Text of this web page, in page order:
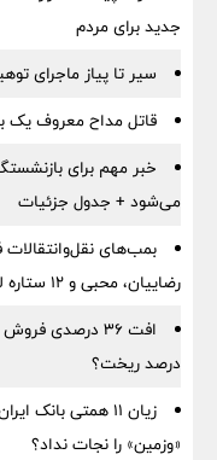
جدید برای مردم
سیر تا پیاز ماجرای
قاتل مداح معروف یک
می‌شود + جدول جزئیات
بمب‌های نقل‌وانتقالات
رضاییان، محبی و ۱۲ ستاره لو رفت
درصد ریخت؟
«وزمین» را نجات نداد؟